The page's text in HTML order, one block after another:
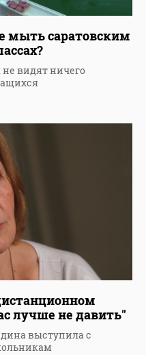
мыть саратовским
видят ничего
лучше не давить"
выступила с